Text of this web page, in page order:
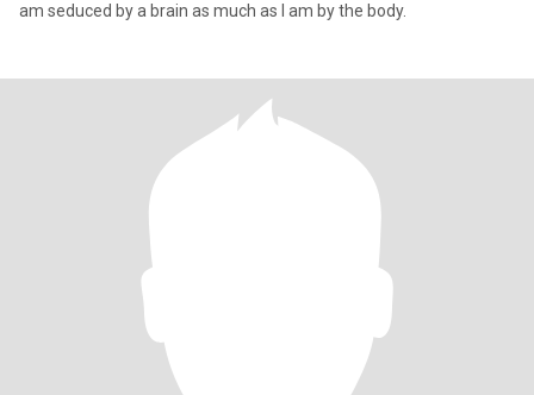
am seduced by a brain as much as I am by the body.